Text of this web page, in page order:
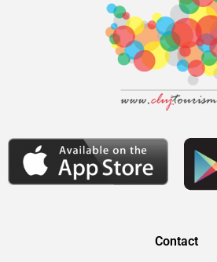
Contact